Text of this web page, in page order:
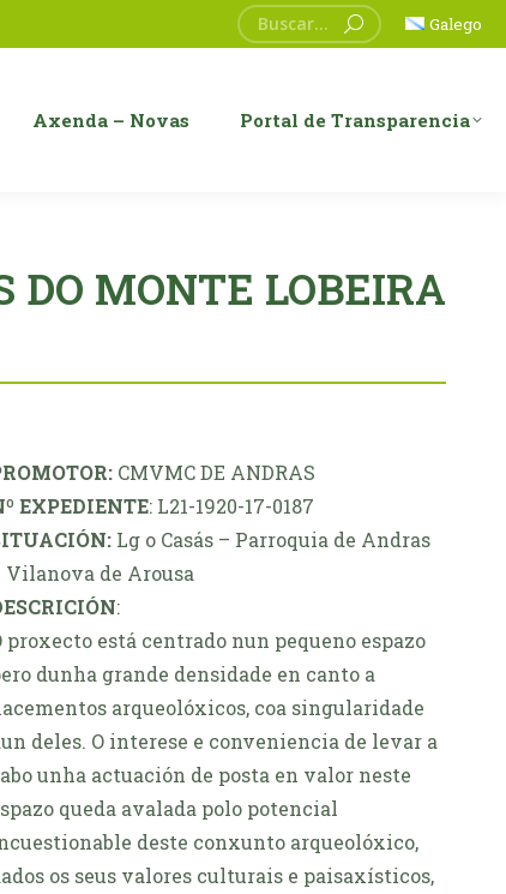
Search: Galego
Axenda – Novas Portal de Transparencia
DO MONTE LOBEIRA
CMVMC DE ANDRAS
EXPEDIENTE: L21-1920-17-0187
Lg o Casás – Parroquia de Andras
Vilanova de Arousa
:
proxecto está centrado nun pequeno espazo
dunha grande densidade en canto a
arqueolóxicos, coa singularidade
deles. O interese e conveniencia de levar a
unha actuación de posta en valor neste
queda avalada polo potencial
deste conxunto arqueolóxico,
os seus valores culturais e paisaxísticos,